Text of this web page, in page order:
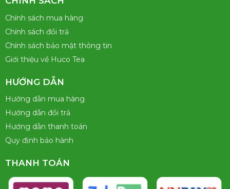
Chính sách mua hàng
Chính sách đổi trả
Chính sách bảo mật thông tin
Giới thiệu về Huco Tea
HƯỚNG DẪN
Hướng dẫn mua hàng
Hướng dẫn đổi trả
Hướng dẫn thanh toán
Quy định bảo hành
THANH TOÁN